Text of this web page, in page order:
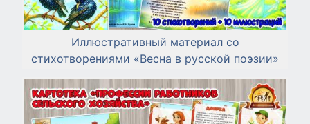
Иллюстративный материал со
стихотворениями «Весна в русской поэзии»